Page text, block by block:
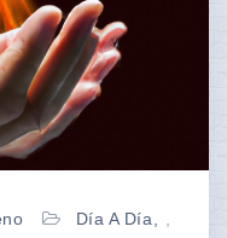
Día A Día
,